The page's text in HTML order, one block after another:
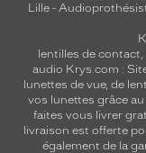
Lille-
lentilles de contact,
audio Krys.com :
lunettes de vue, de
vos lunettes grâce
faites vous livrer
livraison est offerte
également de la